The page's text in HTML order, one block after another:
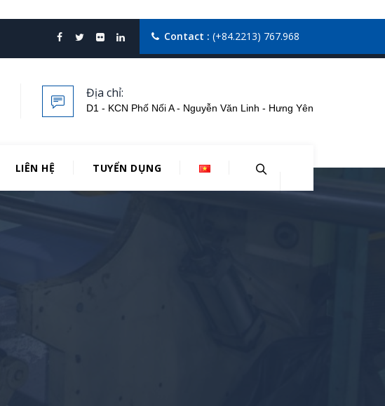
Contact : (+84.2213) 767.968
Địa chỉ:
D1 - KCN Phố Nối A - Nguyễn Văn Linh - Hưng Yên
LIÊN HỆ TUYỂN DỤNG